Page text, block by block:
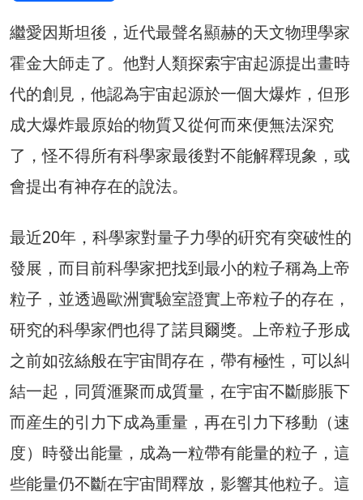
繼愛因斯坦後，近代最聲名顯赫的天文物理學家
霍金大師走了。他對人類探索宇宙起源提出畫時
代的創見，他認為宇宙起源於一個大爆炸，但形
成大爆炸最原始的物質又從何而來便無法深究
了，怪不得所有科學家最後對不能解釋現象，或
會提出有神存在的說法。
最近20年，科學家對量子力學的硏究有突破性的
發展，而目前科學家把找到最小的粒子稱為上帝
粒子，並透過歐洲實驗室證實上帝粒子的存在，
研究的科學家們也得了諾貝爾獎。上帝粒子形成
之前如弦絲般在宇宙間存在，帶有極性，可以糾
結一起，同質滙聚而成質量，在宇宙不斷膨脹下
而産生的引力下成為重量，再在引力下移動（速
度）時發出能量，成為一粒帶有能量的粒子，這
些能量仍不斷在宇宙間釋放，影響其他粒子。這